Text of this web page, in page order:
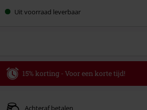
Uit voorraad leverbaar
15% korting - Voor een korte tijd!
Alleen geldig op 06-08-2026 van 16:00 t/m 23:59 uur.
Achteraf betalen